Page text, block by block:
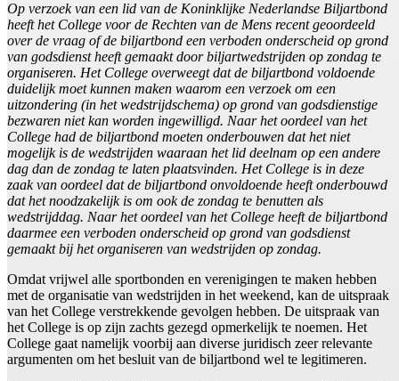
Op verzoek van een lid van de Koninklijke Nederlandse Biljartbond
heeft het College voor de Rechten van de Mens recent geoordeeld
over de vraag of de biljartbond een verboden onderscheid op grond
van godsdienst heeft gemaakt door biljartwedstrijden op zondag te
organiseren. Het College overweegt dat de biljartbond voldoende
duidelijk moet kunnen maken waarom een verzoek om een
uitzondering (in het wedstrijdschema) op grond van godsdienstige
bezwaren niet kan worden ingewilligd. Naar het oordeel van het
College had de biljartbond moeten onderbouwen dat het niet
mogelijk is de wedstrijden waaraan het lid deelnam op een andere
dag dan de zondag te laten plaatsvinden. Het College is in deze
zaak van oordeel dat de biljartbond onvoldoende heeft onderbouwd
dat het noodzakelijk is om ook de zondag te benutten als
wedstrijddag. Naar het oordeel van het College heeft de biljartbond
daarmee een verboden onderscheid op grond van godsdienst
gemaakt bij het organiseren van wedstrijden op zondag.
Omdat vrijwel alle sportbonden en verenigingen te maken hebben
met de organisatie van wedstrijden in het weekend, kan de uitspraak
van het College verstrekkende gevolgen hebben. De uitspraak van
het College is op zijn zachts gezegd opmerkelijk te noemen. Het
College gaat namelijk voorbij aan diverse juridisch zeer relevante
argumenten om het besluit van de biljartbond wel te legitimeren.